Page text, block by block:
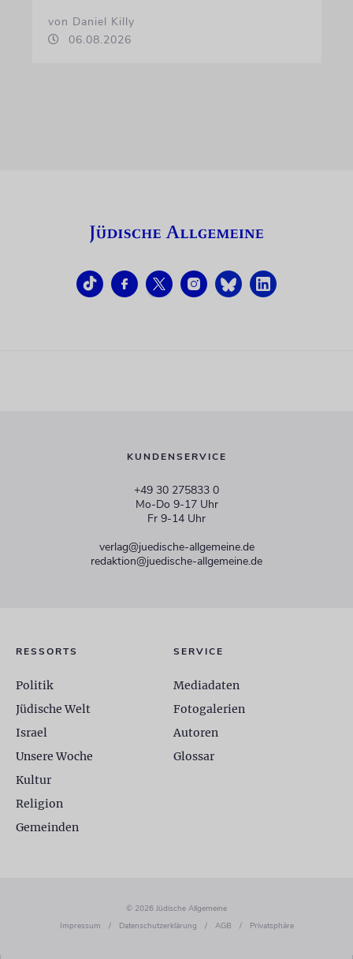
von Daniel Killy
06.08.2026
KUNDENSERVICE
+49 30 275833 0
Mo-Do 9-17 Uhr
Fr 9-14 Uhr
verlag@juedische-allgemeine.de
redaktion@juedische-allgemeine.de
RESSORTS
Politik
Jüdische Welt
Israel
Unsere Woche
Kultur
Religion
Gemeinden
SERVICE
Mediadaten
Fotogalerien
Autoren
Glossar
© 2026 Jüdische Allgemeine
Impressum
/ Datenschutzerklärung / AGB / Privatsphäre